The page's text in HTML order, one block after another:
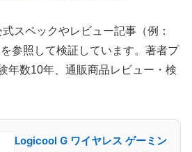
スペックやレビュー記事（例：
参照して検証しています。著者プ
年数10年、通販商品レビュー・検
Logicool G ワイヤレス ゲーミン